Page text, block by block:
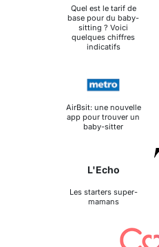
Quel est le tarif de
base pour du baby-
sitting ? Voici
quelques chiffres
indicatifs
AirBsit: une nouvelle
app pour trouver un
baby-sitter
L'Echo
Les starters super-
mamans